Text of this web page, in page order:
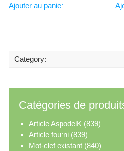
Ajouter au panier
Category:
Catégories de
Article AspodelK (839)
Article fourni (839)
Mot-clef existant (840)